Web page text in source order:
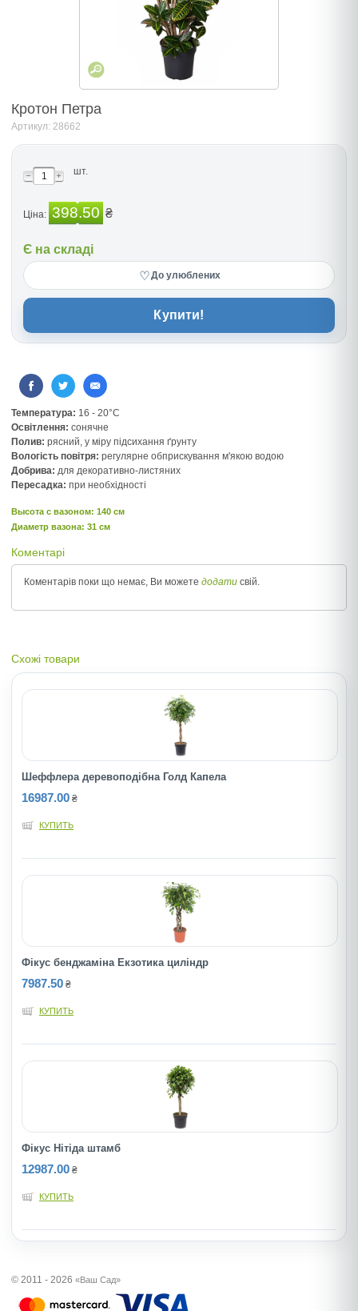
Кротон Петра
Артикул: 28662
шт.
Ціна: 398.50 ₴
Є на складі
♡До улюблених
Купити!
Температура: 16 - 20°C
Освітлення: сонячне
Полив: рясний, у міру підсихання ґрунту
Вологість повітря: регулярне обприскування м'якою водою
Добрива: для декоративно-листяних
Пересадка: при необхідності
Высота c вазоном: 140 см
Диаметр вазона: 31 см
Коментарі
Коментарів поки що немає, Ви можете додати свій.
Схожі товари
Шеффлера деревоподібна Голд Капела
16987.00 ₴
КУПИТЬ
Фікус бенджаміна Екзотика циліндр
7987.50 ₴
КУПИТЬ
Фікус Нітіда штамб
12987.00 ₴
КУПИТЬ
© 2011 - 2026 «Ваш Сад»